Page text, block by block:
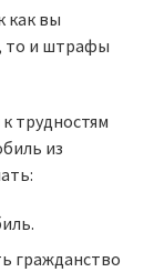
как вы
то и штрафы
трудностям
из
гражданство